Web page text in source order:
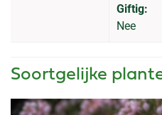
Giftig:
Nee
Soortgelijke